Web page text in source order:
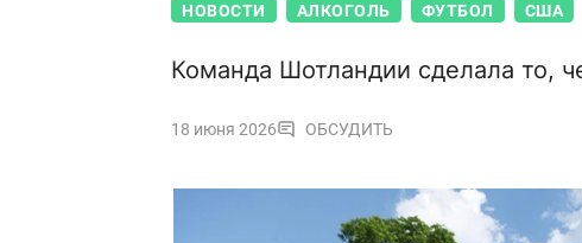
НОВОСТИ АЛКОГОЛЬ ФУТБОЛ США
Команда Шотландии сделала то,
18 июня 2026 ОБСУДИТЬ